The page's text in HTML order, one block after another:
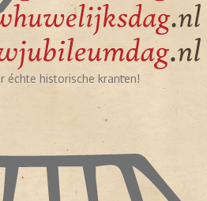
échte historische kranten!